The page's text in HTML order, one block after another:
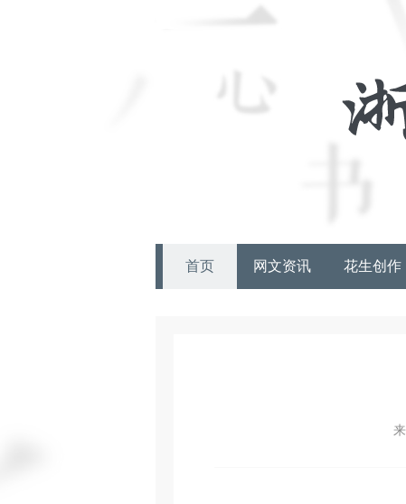
首页 网文资讯 花生创作